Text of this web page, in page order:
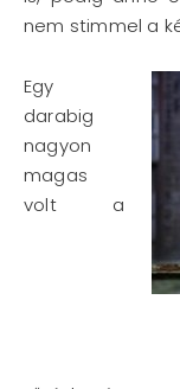
nem stimmel a
Egy
darabig
nagyon
magas
volt a